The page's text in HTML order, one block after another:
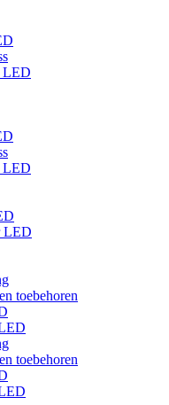
LED
LED
LED
toebehoren
toebehoren